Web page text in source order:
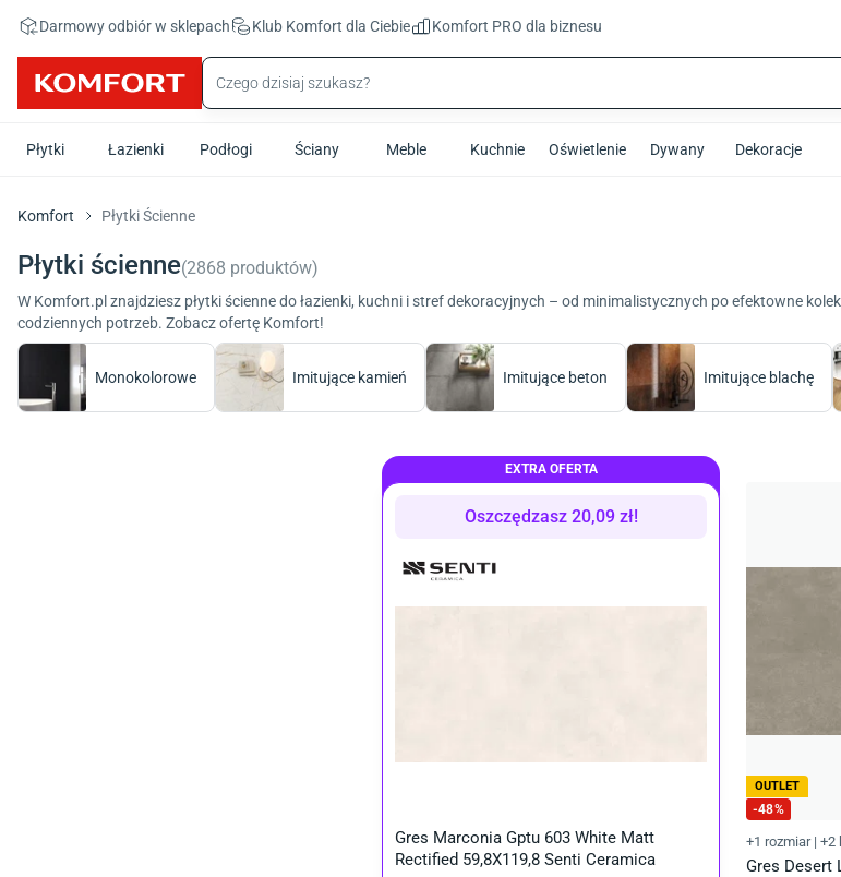
Darmowy odbiór w sklepach Klub Komfort dla Ciebie Komfort PRO dla biznesu
Płytki Łazienki Podłogi Ściany Meble Kuchnie Oświetlenie Dywany Dekoracje
Komfort Płytki Ścienne
Płytki ścienne(2868 produktów)
W Komfort.pl znajdziesz płytki ścienne do łazienki, kuchni i stref dekoracyjnych – od minimalistycznych po efektowne
codziennych potrzeb. Zobacz ofertę Komfort!
Monokolorowe Imitujące kamień Imitujące beton Imitujące blachę
EXTRA OFERTA
Oszczędzasz 20,09 zł!
Gres Marconia Gptu 603 White Matt
Rectified 59,8X119,8 Senti Ceramica
OUTLET
-48%
+1 rozmiar | +2
Gres Desert